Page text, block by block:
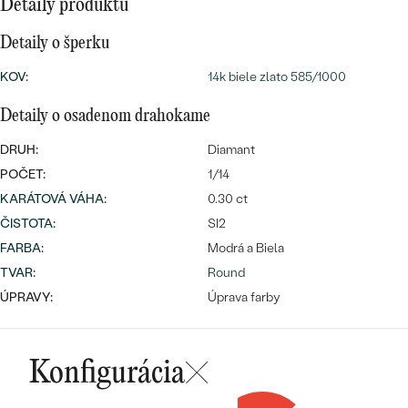
Najpredávanejšie
svadobné
obrúčky
PREZRIEŤ
DRAHOKAM
ZLATO
PLATINA
STRIEBRO
S DRAHOKAMAMI
S LAB GROWN DIAMANTMI
S PERLAMI
PODĽA ŠTÝLU
PERSONALIZOVANÉ
SYMBOLICKÉ
MINIMALISTICKÉ
PODĽA FARBY
CENOVO DOSTUPNÉ
LUXUSNÉ
Detaily produktu
Detaily o šperku
KOV: 14k biele zlato 585/1000
Detaily o osadenom drahokame
DRUH:
Diamant
POČET:
1/14
KARÁTOVÁ VÁHA:
0.30 ct
ČISTOTA:
SI2
FARBA:
Modrá a Biela
TVAR:
Round
ÚPRAVY:
Úprava farby
Konfigurácia